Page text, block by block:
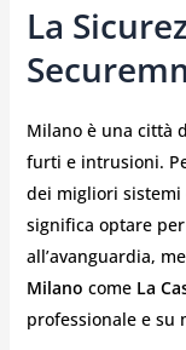
La
Milano è una città
furti e intrusioni.
dei migliori sistemi
significa optare
all’avanguardia,
Milano come La
professionale e su